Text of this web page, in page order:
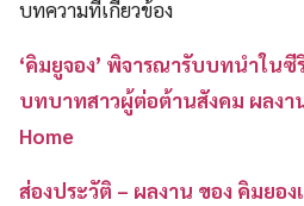
บทความที่เกี่ยวข้อง
‘คิมยูจอง’ พิจารณารับบทนำในซี
บทบาทสาวผู้ต่อต้านสังคม ผลงา
Home
ส่องประวัติ – ผลงาน ของ คิมยอง